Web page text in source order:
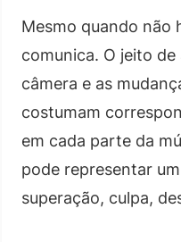
Mesmo quando não
comunica. O jeito
câmera e as
costumam
em cada parte da
pode representar
superação, culpa,